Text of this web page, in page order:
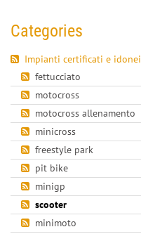
Categories
Impianti certificati e idonei
fettucciato
motocross
motocross allenamento
minicross
freestyle park
pit bike
minigp
scooter
minimoto